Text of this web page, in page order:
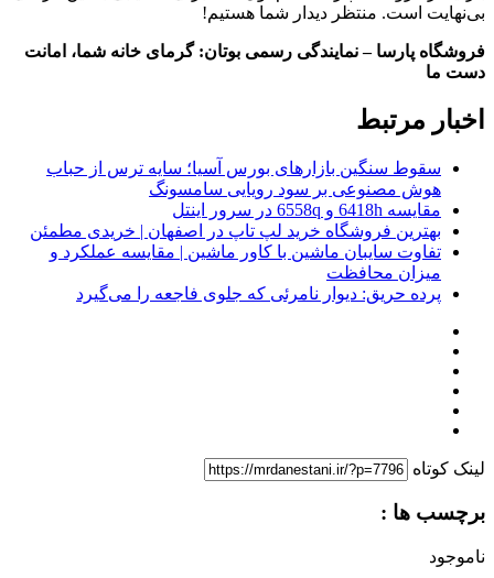
بی‌نهایت است. منتظر دیدار شما هستیم!
فروشگاه پارسا – نمایندگی رسمی بوتان: گرمای خانه شما، امانت
دست ما
اخبار مرتبط
سقوط سنگین بازارهای بورس آسیا؛ سایه ترس از حباب
هوش مصنوعی بر سود رویایی سامسونگ
مقایسه 6418h و 6558q در سرور اینتل
بهترین فروشگاه خرید لپ تاپ در اصفهان | خریدی مطمئن
تفاوت سایبان ماشین با کاور ماشین | مقایسه عملکرد و
میزان محافظت
پرده حریق: دیوار نامرئی که جلوی فاجعه را می‌گیرد
لینک کوتاه
برچسب ها :
ناموجود